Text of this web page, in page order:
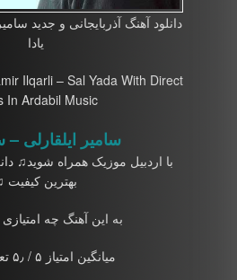
دانلود آهنگ آذربایجانی و جدید
یادا
Ilqarli – Sal Yada With Direct
In Ardabil Music
سامیر ایلقارلی –
با اردبیل موزیک همراه شوید♫
بهترین کیفیت
به این آهنگ چه
میانگین امتیاز ۵ / ۵٫ تعداد آرا ۱